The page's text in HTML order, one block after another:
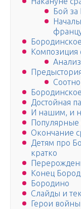
Бой
Композиция
Достойная
И нашим, и
Популярные
Окончание
Детям про
кратко
Конец
Бородино
Слайды и
Герои войны